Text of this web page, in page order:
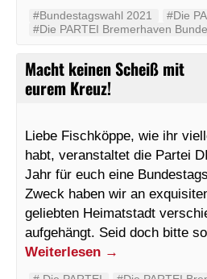
#Bundestagswahl 2021
#Die
#Die PARTEI Bremerhaven
Macht keinen Scheiß mit
eurem Kreuz!
Liebe Fischköppe, wie ihr
habt, veranstaltet die Partei
Jahr für euch eine
Zweck haben wir an
geliebten Heimatstadt
aufgehängt. Seid doch bitte
Weiterlesen →